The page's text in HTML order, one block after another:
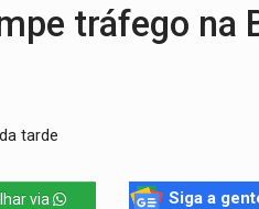
tráfego na
tarde
via Siga a